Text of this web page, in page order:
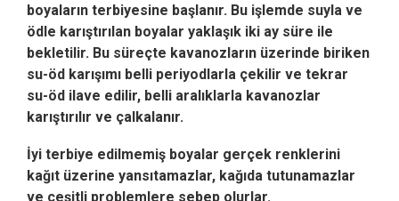
boyaların terbiyesine başlanır. Bu işlemde suyla ve
ödle karıştırılan boyalar yaklaşık iki ay süre ile
bekletilir. Bu süreçte kavanozların üzerinde biriken
su-öd karışımı belli periyodlarla çekilir ve tekrar
su-öd ilave edilir, belli aralıklarla kavanozlar
karıştırılır ve çalkalanır.
İyi terbiye edilmemiş boyalar gerçek renklerini
kağıt üzerine yansıtamazlar, kağıda tutunamazlar
ve çeşitli problemlere sebep olurlar.